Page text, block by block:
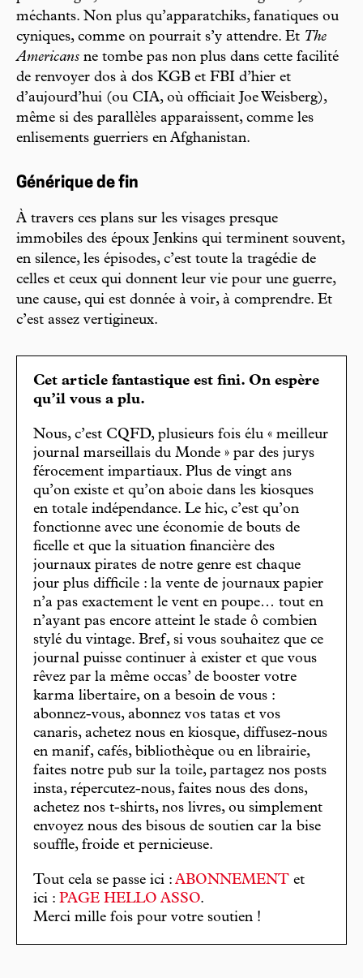
méchants. Non plus qu’apparatchiks, fanatiques ou
cyniques, comme on pourrait s’y attendre. Et The
Americans ne tombe pas non plus dans cette facilité
de renvoyer dos à dos KGB et FBI d’hier et
d’aujourd’hui (ou CIA, où officiait Joe Weisberg),
même si des parallèles apparaissent, comme les
enlisements guerriers en Afghanistan.
Générique de fin
À travers ces plans sur les visages presque
immobiles des époux Jenkins qui terminent souvent,
en silence, les épisodes, c’est toute la tragédie de
celles et ceux qui donnent leur vie pour une guerre,
une cause, qui est donnée à voir, à comprendre. Et
c’est assez vertigineux.
Cet article fantastique est fini. On espère
qu’il vous a plu.
Nous, c’est CQFD, plusieurs fois élu « meilleur
journal marseillais du Monde » par des jurys
férocement impartiaux. Plus de vingt ans
qu’on existe et qu’on aboie dans les kiosques
en totale indépendance. Le hic, c’est qu’on
fonctionne avec une économie de bouts de
ficelle et que la situation financière des
journaux pirates de notre genre est chaque
jour plus difficile : la vente de journaux papier
n’a pas exactement le vent en poupe… tout en
n’ayant pas encore atteint le stade ô combien
stylé du vintage. Bref, si vous souhaitez que ce
journal puisse continuer à exister et que vous
rêvez par la même occas’ de booster votre
karma libertaire, on a besoin de vous :
abonnez-vous, abonnez vos tatas et vos
canaris, achetez nous en kiosque, diffusez-nous
en manif, cafés, bibliothèque ou en librairie,
faites notre pub sur la toile, partagez nos posts
insta, répercutez-nous, faites nous des dons,
achetez nos t-shirts, nos livres, ou simplement
envoyez nous des bisous de soutien car la bise
souffle, froide et pernicieuse.
Tout cela se passe ici : ABONNEMENT et
ici : PAGE HELLO ASSO.
Merci mille fois pour votre soutien !